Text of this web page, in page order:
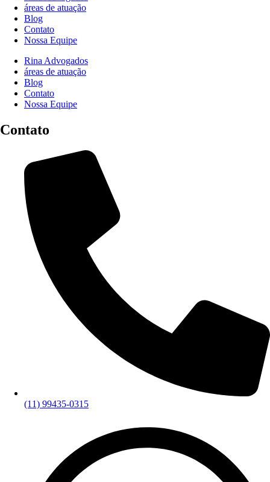
áreas de atuação
Blog
Contato
Nossa Equipe
Rina Advogados
áreas de atuação
Blog
Contato
Nossa Equipe
Contato
(11) 99435-0315